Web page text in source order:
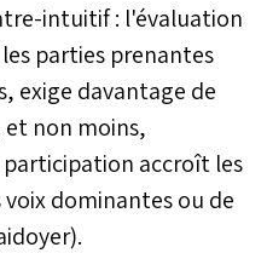
intuitif : l'évaluation
parties prenantes
exige davantage de
non moins,
accroît les
dominantes ou de